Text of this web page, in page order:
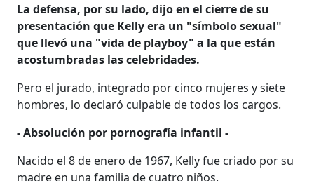
La defensa, por su lado, dijo en el cierre de su
presentación que Kelly era un "símbolo sexual"
que llevó una "vida de playboy" a la que están
acostumbradas las celebridades.
Pero el jurado, integrado por cinco mujeres y siete
hombres, lo declaró culpable de todos los cargos.
- Absolución por pornografía infantil -
Nacido el 8 de enero de 1967, Kelly fue criado por su
madre en una familia de cuatro niños.